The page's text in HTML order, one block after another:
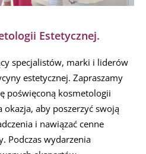
Estetycznej.
specjalistów, marki i liderów
estetycznej. Zapraszamy
poświęconą kosmetologii
okazja, aby poszerzyć swoją
i nawiązać cenne
Podczas wydarzenia